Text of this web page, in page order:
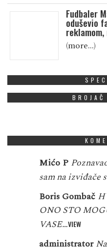
Fudbaler
oduševio
reklamom,
(more…)
Mićo P
sam na izviđače
Boris Gombač
ONO STO
VASE…VIEW
administrator